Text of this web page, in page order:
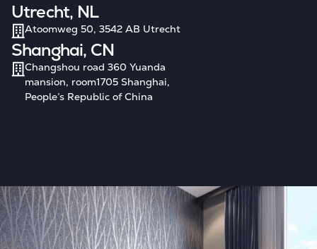
Utrecht, NL
Atoomweg 50, 3542 AB Utrecht
Shanghai, CN
Changshou road 360 Yuanda
mansion, room1705 Shanghai,
People’s Republic of China